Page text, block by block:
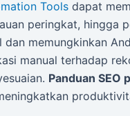
Tools dapat
peringkat, hingga
dan memungkinkan
manual terhadap
Panduan SEO